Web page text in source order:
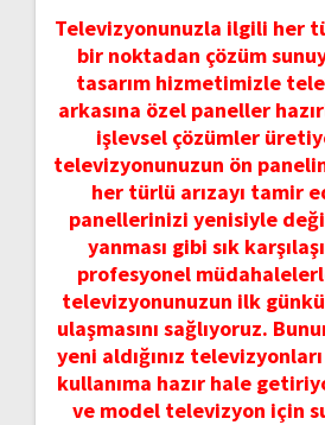
Televizyonunuzla ilgili her
bir noktadan çözüm
tasarım hizmetimizle
arkasına özel paneller
işlevsel çözümler
televizyonunuzun ön
her türlü arızayı tamir
panellerinizi yenisiyle
yanması gibi sık
profesyonel
televizyonunuzun ilk
ulaşmasını sağlıyoruz.
yeni aldığınız
kullanıma hazır hale
ve model televizyon için